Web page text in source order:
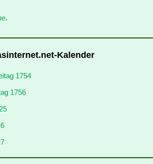
.
Kalender
1754
1756